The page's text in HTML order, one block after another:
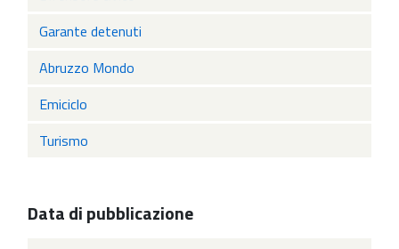
Garante detenuti
Abruzzo Mondo
Emiciclo
Turismo
Data di pubblicazione